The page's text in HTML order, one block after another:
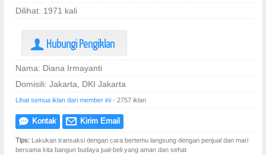
Dilihat: 1971 kali
U Hubungi Pengiklan
Nama: Diana Irmayanti
Domisili: Jakarta, DKI Jakarta
Lihat semua iklan dari member ini - 2757 iklan
e Kontak @ Kirim Email
Tips: Lakukan transaksi dengan cara bertemu langsung dengan penjual dan mari
bersama kita bangun budaya jual-beli yang aman dan sehat